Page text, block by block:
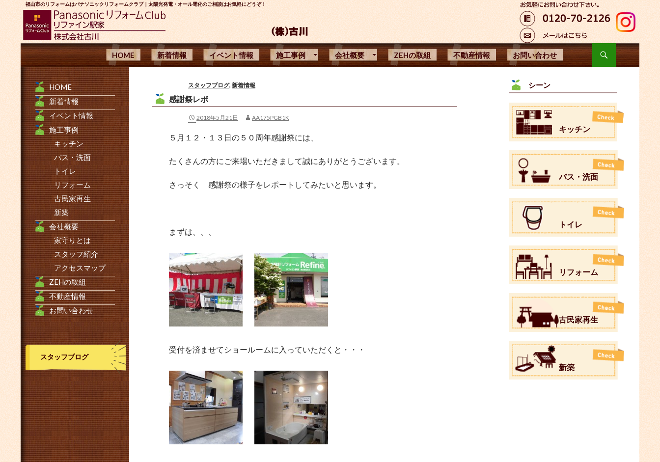
福山市のリフォームはパナソニックリフォームクラブ｜太陽光発電・オール電化のご相談はお気軽にどうぞ！
検
索
コンテンツへ移動
HOME 新着情報 イベント情報 施工事例 会社概要 ZEHの取組 不動産情報 お問い合わせ
スタッフブログ, 新着情報
感謝祭レポ
2018年5月21日 AA175PGB1K
５月１２・１３日の５０周年感謝祭には、
たくさんの方にご来場いただきまして誠にありがとうございます。
さっそく 感謝祭の様子をレポートしてみたいと思います。
まずは、、、
受付を済ませてショールームに入っていただくと・・・
シーン
キッチン
バス・洗面
トイレ
リフォーム
古民家再生
新築
HOME
新着情報
イベント情報
施工事例
キッチン
バス・洗面
トイレ
リフォーム
古民家再生
新築
会社概要
家守りとは
スタッフ紹介
アクセスマップ
ZEHの取組
不動産情報
お問い合わせ
スタッフブログ